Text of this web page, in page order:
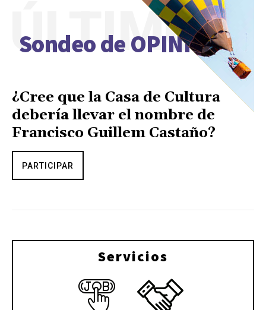
Sondeo de OPINIÓN
ÚLTIMO
¿Cree que la Casa de Cultura
debería llevar el nombre de
Francisco Guillem Castaño?
PARTICIPAR
Servicios